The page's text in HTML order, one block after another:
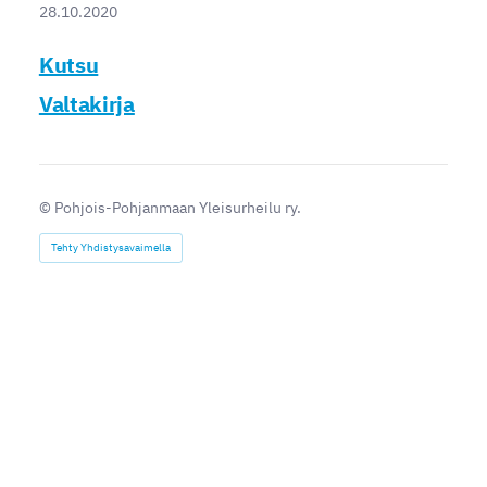
28.10.2020
Kutsu
Valtakirja
© Pohjois-Pohjanmaan Yleisurheilu ry.
Tehty Yhdistysavaimella